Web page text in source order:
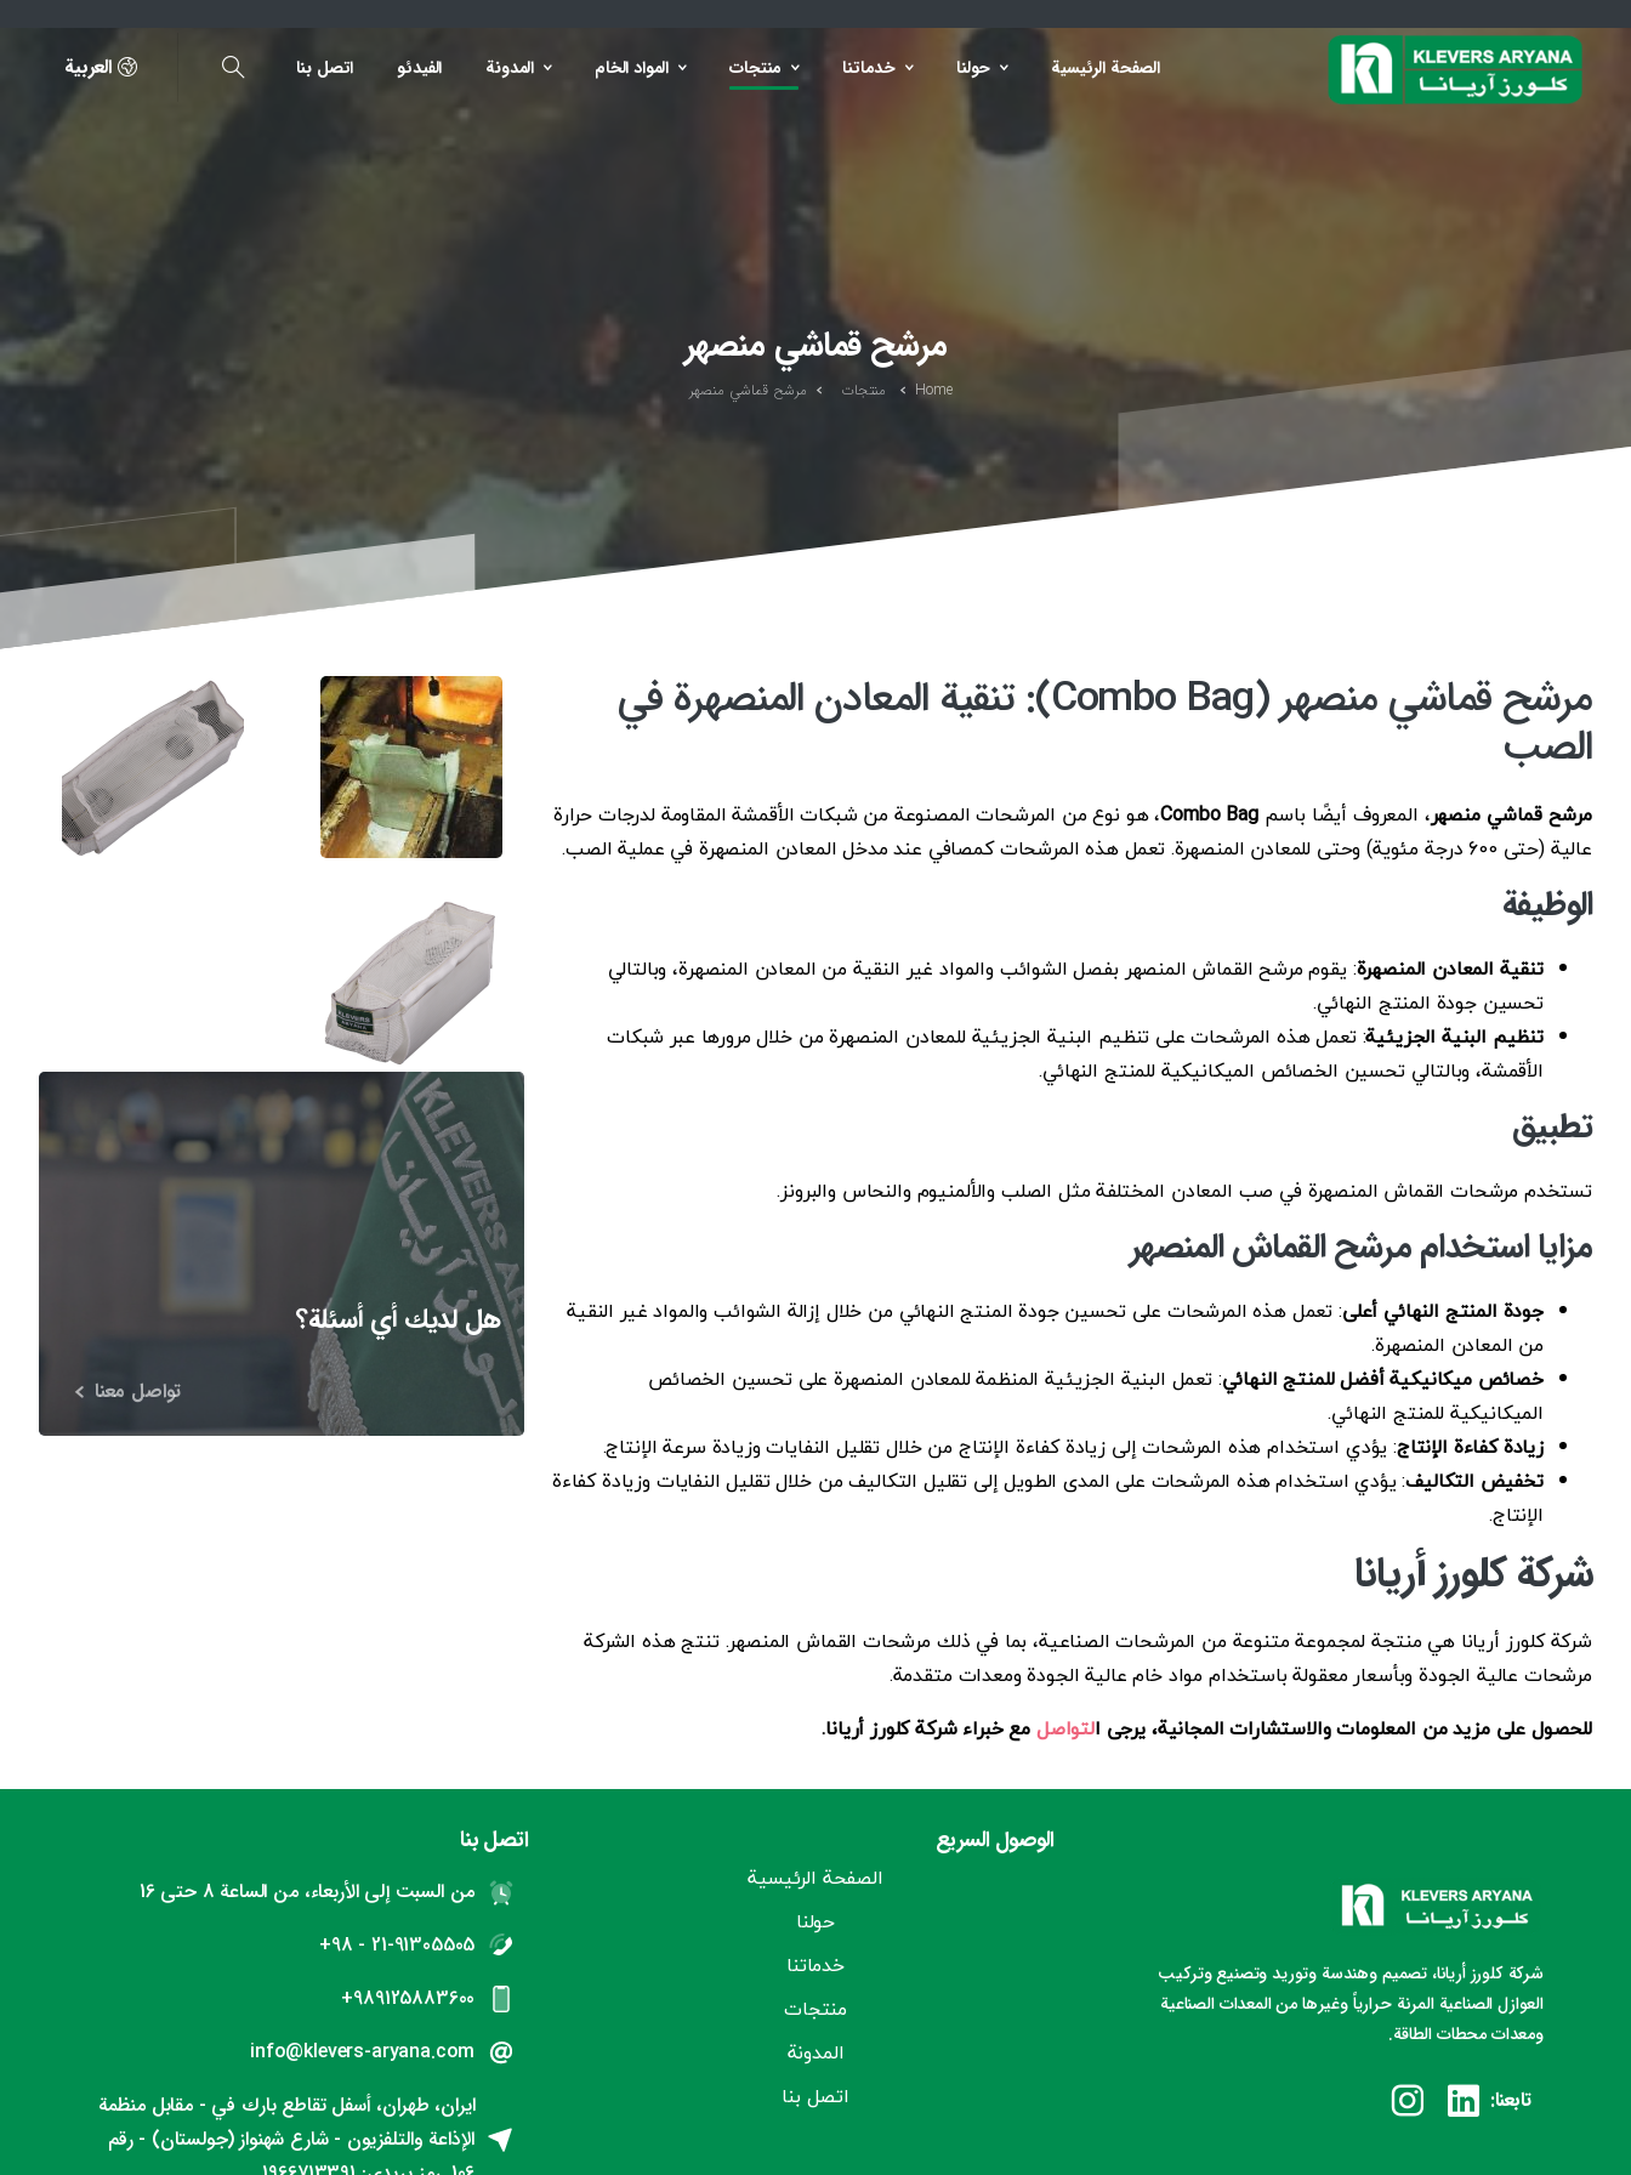
الصفحة الرئيسية حولنا خدماتنا منتجات المواد الخام المدونة الفیدئو اتصل بنا العربية
مرشح قماشي منصهر
Home منتجات مرشح قماشي منصهر
مرشح قماشي منصهر (Combo Bag): تنقية المعادن المنصهرة في
الصب
مرشح قماشي منصهر، المعروف أيضًا باسمCombo Bag، هو نوع من المرشحات المصنوعة من شبكات الأقمشة المقاومة لدرجات حرارة
عالية (حتى 600 درجة مئوية) وحتى للمعادن المنصهرة. تعمل هذه المرشحات كمصافي عند مدخل المعادن المنصهرة في عملية الصب.
الوظيفة
تنقية المعادن المنصهرة: يقوم مرشح القماش المنصهر بفصل الشوائب والمواد غير النقية من المعادن المنصهرة، وبالتالي
تحسين جودة المنتج النهائي.
تنظيم البنية الجزيئية: تعمل هذه المرشحات على تنظيم البنية الجزيئية للمعادن المنصهرة من خلال مرورها عبر شبكات
الأقمشة، وبالتالي تحسين الخصائص الميكانيكية للمنتج النهائي.
تطبيق
تستخدم مرشحات القماش المنصهرة في صب المعادن المختلفة مثل الصلب والألمنيوم والنحاس والبرونز.
مزايا استخدام مرشح القماش المنصهر
جودة المنتج النهائي أعلى: تعمل هذه المرشحات على تحسين جودة المنتج النهائي من خلال إزالة الشوائب والمواد غير النقية
من المعادن المنصهرة.
خصائص ميكانيكية أفضل للمنتج النهائي: تعمل البنية الجزيئية المنظمة للمعادن المنصهرة على تحسين الخصائص
الميكانيكية للمنتج النهائي.
زيادة كفاءة الإنتاج: يؤدي استخدام هذه المرشحات إلى زيادة كفاءة الإنتاج من خلال تقليل النفايات وزيادة سرعة الإنتاج.
تخفيض التكاليف: يؤدي استخدام هذه المرشحات على المدى الطويل إلى تقليل التكاليف من خلال تقليل النفايات وزيادة كفاءة
الإنتاج.
شركة كلورز أريانا
شركة كلورز أريانا هي منتجة لمجموعة متنوعة من المرشحات الصناعية، بما في ذلك مرشحات القماش المنصهر. تنتج هذه الشركة
مرشحات عالية الجودة وبأسعار معقولة باستخدام مواد خام عالية الجودة ومعدات متقدمة.
للحصول على مزيد من المعلومات والاستشارات المجانية، يرجى التواصلمع خبراء شركة كلورز أريانا.
هل لديك أي أسئلة؟
تواصل معنا
شركة كلورز أريانا، تصميم وهندسة وتوريد وتصنيع وتركيب
العوازل الصناعية المرنة حرارياً وغيرها من المعدات الصناعية
ومعدات محطات الطاقة.
تابعنا:
الوصول السريع
الصفحة الرئيسية
حولنا
خدماتنا
منتجات
المدونة
اتصل بنا
اتصل بنا
من السبت إلى الأربعاء، من الساعة 8 حتى 16
21-91305505 - 98+
989125883600+
info@klevers-aryana.com
ایران، طهران، أسفل تقاطع بارك في - مقابل منظمة
الإذاعة والتلفزيون - شارع شهنواز (جولستان) - رقم